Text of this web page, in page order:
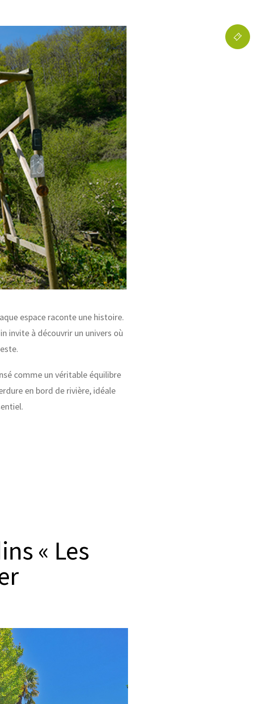
espace raconte une histoire.
invite à découvrir un univers où
comme un véritable équilibre
en bord de rivière, idéale
« Les